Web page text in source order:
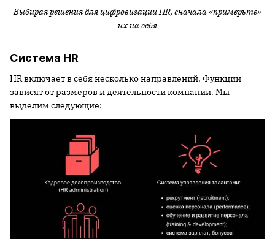
Выбирая решения для цифровизации HR, сначала «примерьте»
их на себя
Система HR
HR включает в себя несколько направлений. Функции
зависят от размеров и деятельности компании. Мы
выделим следующие: